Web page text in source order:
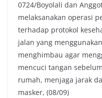
0724/Boyolali dan
melaksanakan operasi
terhadap protokol
jalan yang
menghimbau agar
mencuci tangan
rumah, menjaga jarak
masker, (08/09)